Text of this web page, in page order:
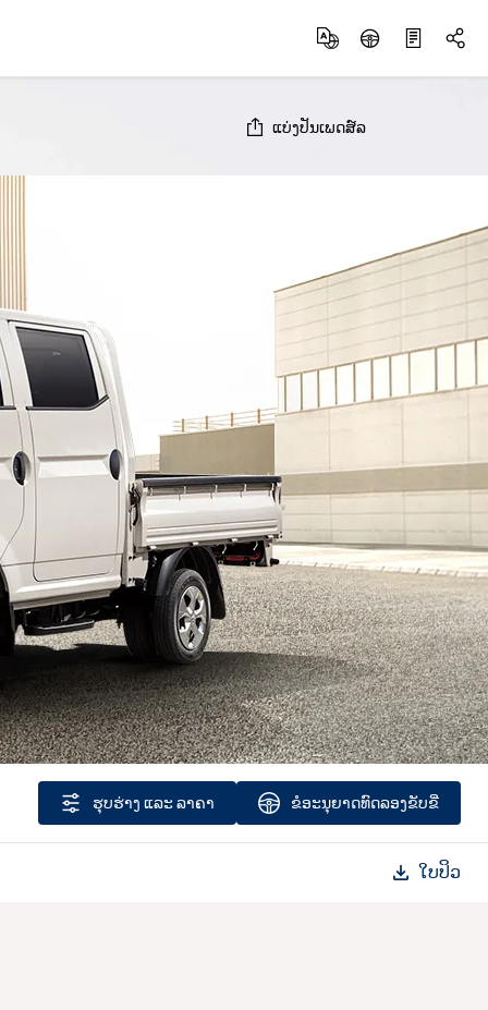
ແບ່ງປັນເພດສ໌ລ
ຮຸບຮ່າງ ​ແລະ ລາຄາ ຂໍ​ອະນຸຍາດ​ທົດ​ລອງ​ຂັບ​ຂີ່
ໃບປິວ